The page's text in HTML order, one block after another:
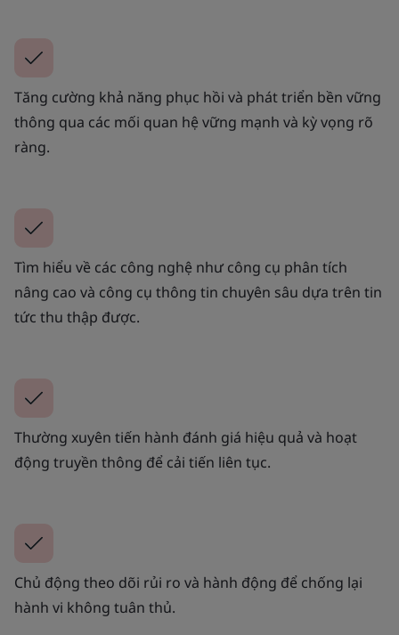
Tăng cường khả năng phục hồi và phát triển bền vững
thông qua các mối quan hệ vững mạnh và kỳ vọng rõ
ràng.
Tìm hiểu về các công nghệ như công cụ phân tích
nâng cao và công cụ thông tin chuyên sâu dựa trên tin
tức thu thập được.
Thường xuyên tiến hành đánh giá hiệu quả và hoạt
động truyền thông để cải tiến liên tục.
Chủ động theo dõi rủi ro và hành động để chống lại
hành vi không tuân thủ.